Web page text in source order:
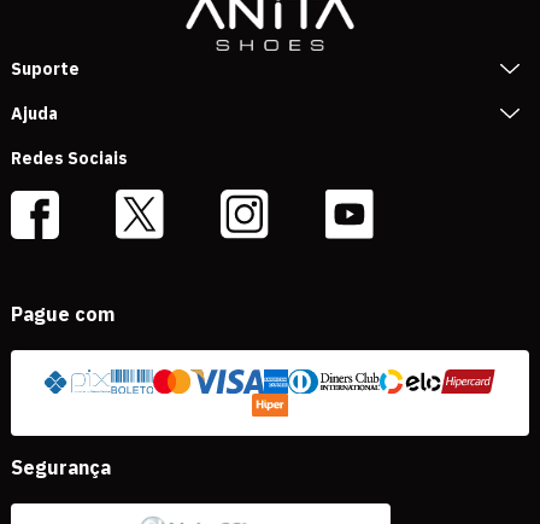
Suporte
Ajuda
Redes Sociais
Pague com
Segurança